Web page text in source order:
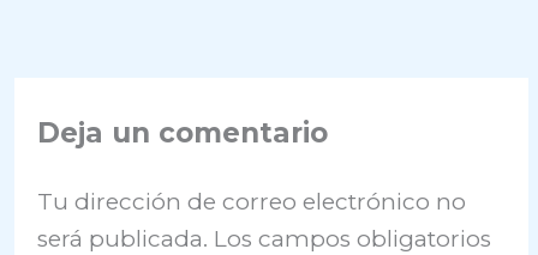
Deja un comentario
Tu dirección de correo electrónico no
será publicada. Los campos obligatorios